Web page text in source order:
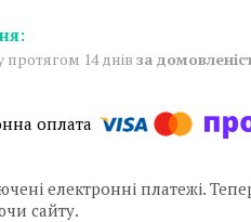
14 днів за
електронні платежі.
сайту.